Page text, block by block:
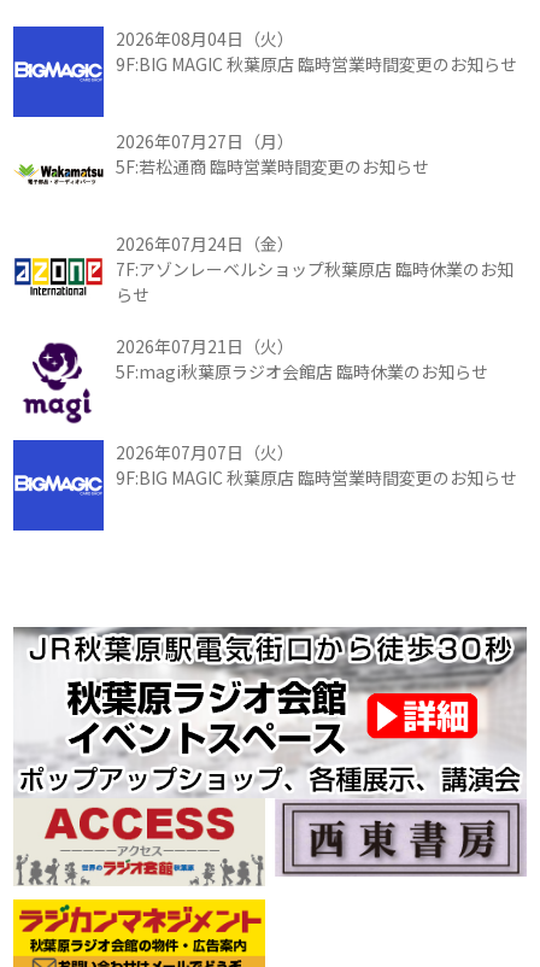
2026年08月04日（火）
9F:BIG MAGIC 秋葉原店 臨時営業時間変更のお知らせ
2026年07月27日（月）
5F:若松通商 臨時営業時間変更のお知らせ
2026年07月24日（金）
7F:アゾンレーベルショップ秋葉原店 臨時休業のお知
らせ
2026年07月21日（火）
5F:magi秋葉原ラジオ会館店 臨時休業のお知らせ
2026年07月07日（火）
9F:BIG MAGIC 秋葉原店 臨時営業時間変更のお知らせ